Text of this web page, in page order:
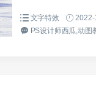
文字特效 2022-
PS设计师西瓜,动图